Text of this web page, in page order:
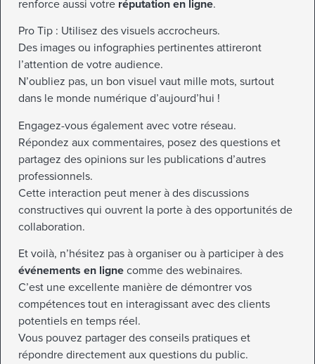
renforce aussi votre réputation en ligne.
Pro Tip : Utilisez des visuels accrocheurs.
Des images ou infographies pertinentes attireront
l’attention de votre audience.
N’oubliez pas, un bon visuel vaut mille mots, surtout
dans le monde numérique d’aujourd’hui !
Engagez-vous également avec votre réseau.
Répondez aux commentaires, posez des questions et
partagez des opinions sur les publications d’autres
professionnels.
Cette interaction peut mener à des discussions
constructives qui ouvrent la porte à des opportunités de
collaboration.
Et voilà, n’hésitez pas à organiser ou à participer à des
événements en ligne comme des webinaires.
C’est une excellente manière de démontrer vos
compétences tout en interagissant avec des clients
potentiels en temps réel.
Vous pouvez partager des conseils pratiques et
répondre directement aux questions du public.